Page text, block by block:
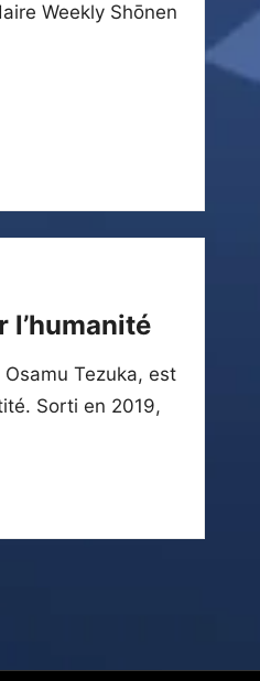
Weekly Shōnen
l’humanité
Tezuka, est
Sorti en 2019,